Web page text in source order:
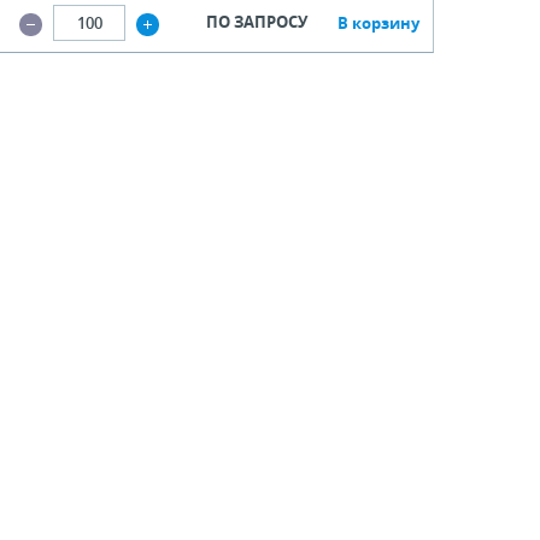
ПО ЗАПРОСУ В корзину